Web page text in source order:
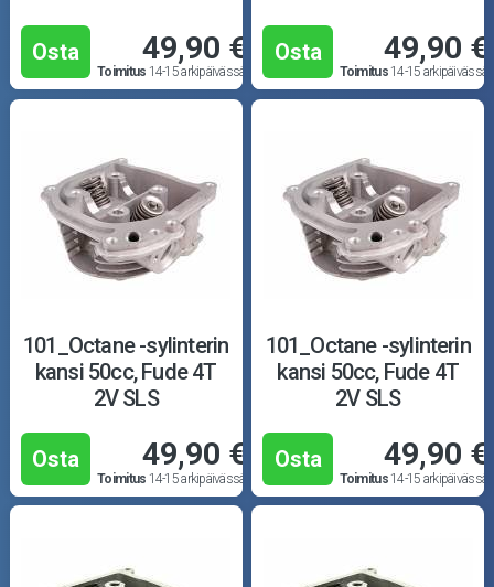
Osta 49,90 €
Toimitus 14-15 arkipäivässä
Osta 49,90 €
Toimitus14-15 arkipäivässä
101_Octane -sylinterin
kansi 50cc, Fude 4T
2V SLS
Osta 49,90 €
Toimitus 14-15 arkipäivässä
101_Octane -sylinterin
kansi 50cc, Fude 4T
2V SLS
Osta 49,90 €
Toimitus14-15 arkipäivässä